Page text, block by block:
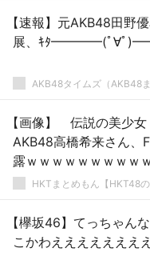
【速報】元AKB48田野
展、ｷﾀ━━━━(ﾟ∀ﾟ
AKB48タイムズ（AKB48ま
【画像】 伝説の美少
AKB48高橋希来さん、
露ｗｗｗｗｗｗｗｗｗ
ｗｗｗHKTまとめもん【HKT48の
【欅坂46】てっちゃん
こかわええええええええ